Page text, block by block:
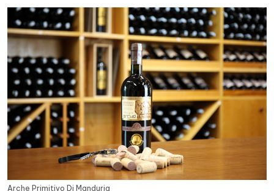
Arche Primitivo Di Manduria